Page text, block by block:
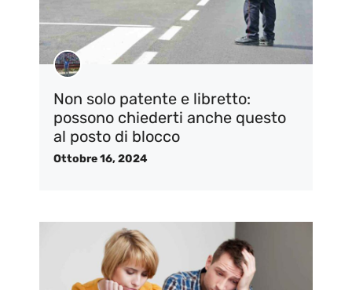
Non solo patente e libretto:
possono chiederti anche questo
al posto di blocco
Ottobre 16, 2024